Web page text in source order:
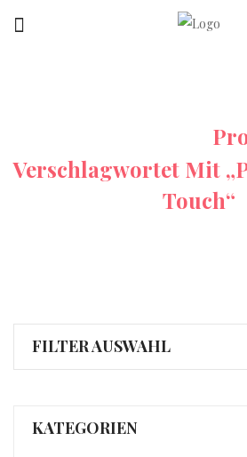
Verschlagwortet Mit
Touch“
FILTER AUSWAHL
KATEGORIEN